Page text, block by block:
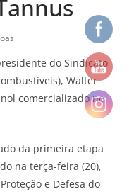
do Sindicato
Walter
comercializado no
da primeira etapa
na terça-feira (20),
e Defesa do